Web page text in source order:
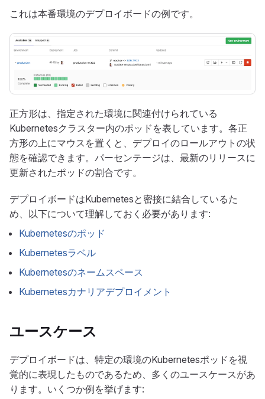
これは本番環境のデプロイボードの例です。
正方形は、指定された環境に関連付けられている
Kubernetesクラスター内のポッドを表しています。各正
方形の上にマウスを置くと、デプロイのロールアウトの状
態を確認できます。パーセンテージは、最新のリリースに
更新されたポッドの割合です。
デプロイボードはKubernetesと密接に結合しているた
め、以下について理解しておく必要があります:
Kubernetesのポッド
Kubernetesラベル
Kubernetesのネームスペース
Kubernetesカナリアデプロイメント
ユースケース
デプロイボードは、特定の環境のKubernetesポッドを視
覚的に表現したものであるため、多くのユースケースがあ
ります。いくつか例を挙げます: